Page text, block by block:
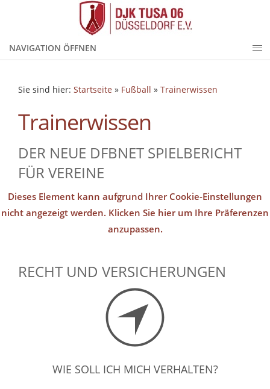
NAVIGATION ÖFFNEN
Sie sind hier: Startseite » Fußball » Trainerwissen
Trainerwissen
DER NEUE DFBNET SPIELBERICHT
FÜR VEREINE
Dieses Element kann aufgrund Ihrer Cookie-Einstellungen
nicht angezeigt werden. Klicken Sie hier um Ihre Präferenzen
anzupassen.
RECHT UND VERSICHERUNGEN
WIE SOLL ICH MICH VERHALTEN?